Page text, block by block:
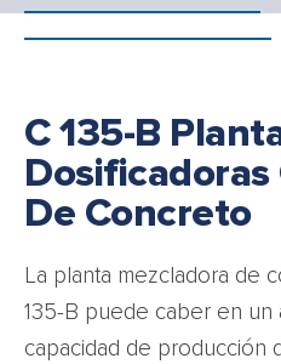
C 135-B
De Concreto
La planta mezcladora de
135-B puede caber en
capacidad de producción